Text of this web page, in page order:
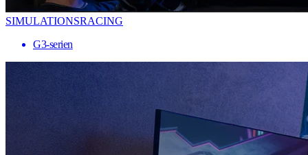
SIMULATIONSRACING
G3-serien